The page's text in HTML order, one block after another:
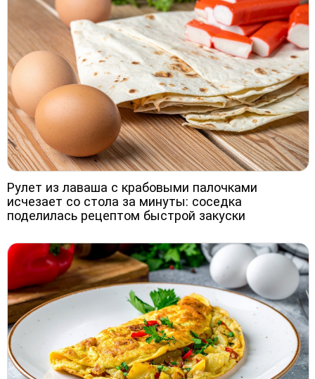
Рулет из лаваша с крабовыми палочками
исчезает со стола за минуты: соседка
поделилась рецептом быстрой закуски